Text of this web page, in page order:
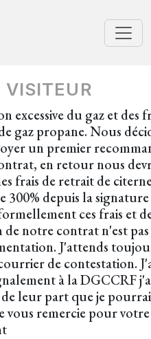
excessive du gaz et des
gaz propane. Nous
un premier
en retour nous
frais de retrait de
300% depuis la
ces frais et
notre contrat n'est pas
J'attends
de contestation.
à la DGCCRF
leur part que je
vous remercie pour votre